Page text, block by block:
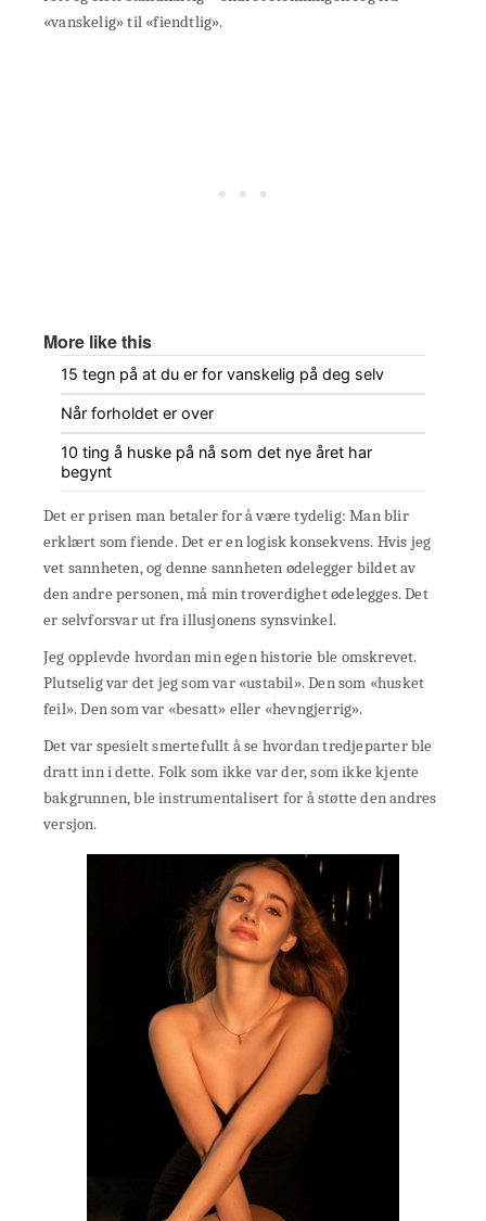
«vanskelig» til «fiendtlig».
More like this
15 tegn på at du er for vanskelig på deg selv
Når forholdet er over
10 ting å huske på nå som det nye året har
begynt
Det er prisen man betaler for å være tydelig: Man blir
erklært som fiende. Det er en logisk konsekvens. Hvis jeg
vet sannheten, og denne sannheten ødelegger bildet av
den andre personen, må min troverdighet ødelegges. Det
er selvforsvar ut fra illusjonens synsvinkel.
Jeg opplevde hvordan min egen historie ble omskrevet.
Plutselig var det jeg som var «ustabil». Den som «husket
feil». Den som var «besatt» eller «hevngjerrig».
Det var spesielt smertefullt å se hvordan tredjeparter ble
dratt inn i dette. Folk som ikke var der, som ikke kjente
bakgrunnen, ble instrumentalisert for å støtte den andres
versjon.